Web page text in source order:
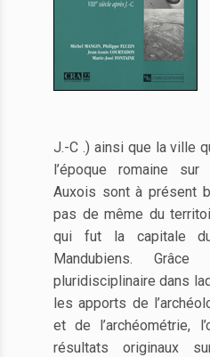
J.-C .) ainsi que la ville
l’époque romaine sur
Auxois sont à présent
pas de même du
qui fut la capitale
Mandubiens.
pluridisciplinaire dans
les apports de
et de l’archéométrie,
résultats originaux